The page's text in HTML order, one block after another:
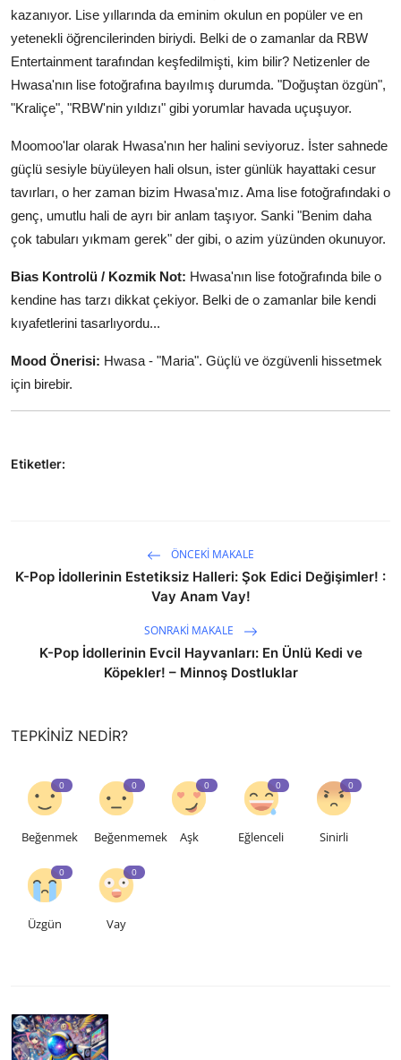
kazanıyor. Lise yıllarında da eminim okulun en popüler ve en
yetenekli öğrencilerinden biriydi. Belki de o zamanlar da RBW
Entertainment tarafından keşfedilmişti, kim bilir? Netizenler de
Hwasa'nın lise fotoğrafına bayılmış durumda. "Doğuştan özgün",
"Kraliçe", "RBW'nin yıldızı" gibi yorumlar havada uçuşuyor.
Moomoo'lar olarak Hwasa'nın her halini seviyoruz. İster sahnede
güçlü sesiyle büyüleyen hali olsun, ister günlük hayattaki cesur
tavırları, o her zaman bizim Hwasa'mız. Ama lise fotoğrafındaki o
genç, umutlu hali de ayrı bir anlam taşıyor. Sanki "Benim daha
çok tabuları yıkmam gerek" der gibi, o azim yüzünden okunuyor.
Bias Kontrolü / Kozmik Not: Hwasa'nın lise fotoğrafında bile o
kendine has tarzı dikkat çekiyor. Belki de o zamanlar bile kendi
kıyafetlerini tasarlıyordu...
Mood Önerisi: Hwasa - "Maria". Güçlü ve özgüvenli hissetmek
için birebir.
Etiketler:
ÖNCEKI MAKALE
K-Pop İdollerinin Estetiksiz Halleri: Şok Edici Değişimler! :
Vay Anam Vay!
SONRAKI MAKALE
K-Pop İdollerinin Evcil Hayvanları: En Ünlü Kedi ve
Köpekler! – Minnoş Dostluklar
TEPKINIZ NEDIR?
0
Beğenmek
0
Beğenmemek
0
Aşk
0
Eğlenceli
0
Sinirli
0
Üzgün
0
Vay